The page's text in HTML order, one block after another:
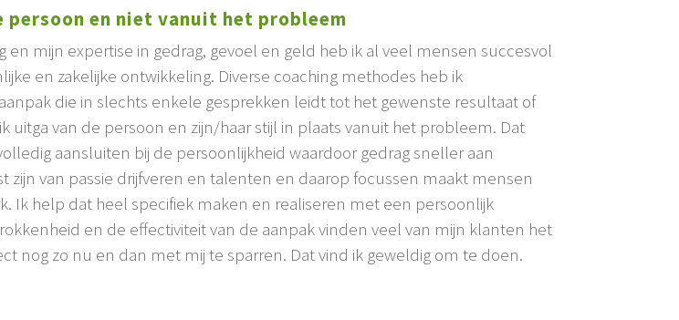
persoon en niet vanuit het probleem
en mijn expertise in gedrag, gevoel en geld heb ik al veel mensen succesvol
en zakelijke ontwikkeling. Diverse coaching methodes heb ik
die in slechts enkele gesprekken leidt tot het gewenste resultaat of
uitga van de persoon en zijn/haar stijl in plaats vanuit het probleem. Dat
aansluiten bij de persoonlijkheid waardoor gedrag sneller aan
zijn van passie drijfveren en talenten en daarop focussen maakt mensen
Ik help dat heel specifiek maken en realiseren met een persoonlijk
en de effectiviteit van de aanpak vinden veel van mijn klanten het
nog zo nu en dan met mij te sparren. Dat vind ik geweldig om te doen.